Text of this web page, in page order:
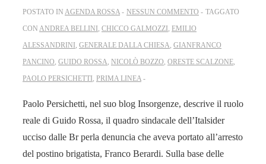
POSTATO IN AGENDA ROSSA NESSUN COMMENTO
TAGGATO
CON ANDREA BELLINI , CHICCO GALMOZZI , EMILIO
ALESSANDRINI , GENERALE DALLA CHIESA, GIANFRANCO
PANCINO, GUIDO ROSSA, NICOLÒ BOZZO, ORESTE SCALZONE,
PAOLO PERSICHETTI , PRIMA LINEA
Paolo Persichetti, nel suo blog Insorgenze, descrive il ruolo
reale di Guido Rossa, il quadro sindacale dell’Italsider
ucciso dalle Br perla denuncia che aveva portato all’arresto
del postino brigatista, Franco Berardi. Sulla base delle